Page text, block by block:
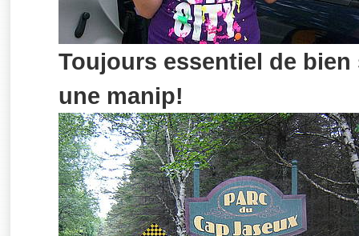
Toujours essentiel de bien
une manip!